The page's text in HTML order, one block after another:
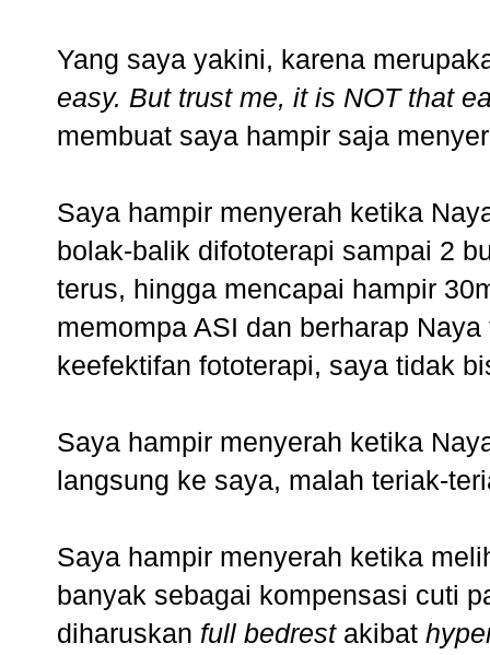
Yang saya yakini, karena
easy. But trust me, it is NOT that
membuat saya hampir saja
Saya hampir menyerah ketika
bolak-balik difototerapi sampai 2
terus, hingga mencapai hampir
memompa ASI dan berharap
keefektifan fototerapi, saya tidak
Saya hampir menyerah ketika
langsung ke saya, malah teriak-
Saya hampir menyerah ketika
banyak sebagai kompensasi cuti
diharuskan full bedrestakibat